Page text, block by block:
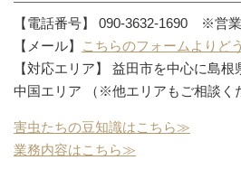
【電話番号】 090-3632-1690 ※営
【メール】
こちらのフォームよりど
【対応エリア】 益田市を中心に島
中国エリア （※他エリアもご相談く
害虫たちの豆知識はこちら≫
業務内容はこちら≫